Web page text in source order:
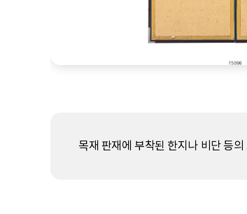
목재 판재에 부착된 한지나 비단 등